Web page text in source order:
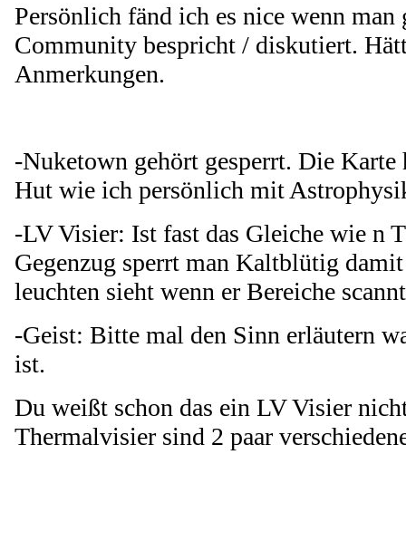
Persönlich fänd ich es nice wenn
Community bespricht / diskutiert.
Anmerkungen.
-Nuketown gehört gesperrt. Die
Hut wie ich persönlich mit
-LV Visier: Ist fast das Gleiche wie n
Gegenzug sperrt man Kaltblütig
leuchten sieht wenn er Bereiche scannt
-Geist: Bitte mal den Sinn erläutern
ist.
Du weißt schon das ein LV Visier
Thermalvisier sind 2 paar